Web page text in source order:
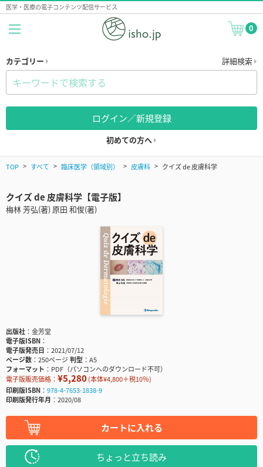
医学・医療の電子コンテンツ配信サービス
0
カテゴリー 詳細検索
ログイン／新規登録
初めての方へ
TOP すべて 臨床医学（領域別） 皮膚科 クイズ de 皮膚科学
クイズ de 皮膚科学【電子版】
梅林 芳弘(著) 原田 和俊(著)
出版社
金芳堂
電子版ISBN
電子版発売日
2021/07/12
ページ数
250ページ判型
A5
フォーマット
PDF（パソコンへのダウンロード不可）
電子版販売価格： ¥5,280(本体¥4,800＋税10％)
印刷版ISBN
978-4-7653-1838-9
印刷版発行年月
2020/08
カートに入れる
ちょっと立ち読み